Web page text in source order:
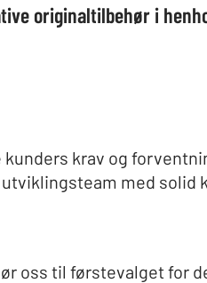
originaltilbehør i
krav og
med solid
oss til førstevalget for